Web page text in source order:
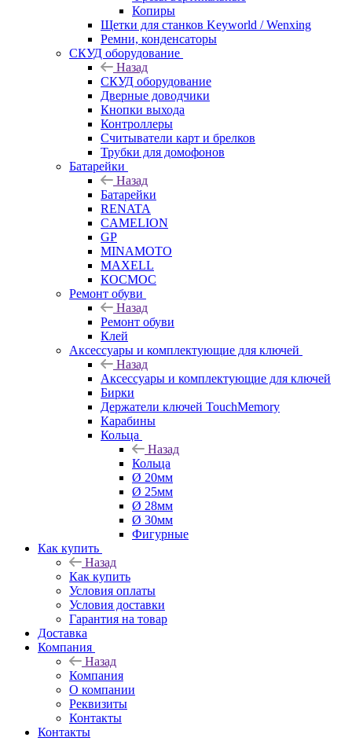
Копиры
Щетки для станков Keyworld / Wenxing
Ремни, конденсаторы
СКУД оборудование
Назад
СКУД оборудование
Дверные доводчики
Кнопки выхода
Контроллеры
Считыватели карт и брелков
Трубки для домофонов
Батарейки
Назад
Батарейки
RENATA
CAMELION
GP
MINAMOTO
MAXELL
КОСМОС
Ремонт обуви
Назад
Ремонт обуви
Клей
Аксессуары и комплектующие для ключей
Назад
Аксессуары и комплектующие для ключей
Бирки
Держатели ключей TouchMemory
Карабины
Кольца
Назад
Кольца
Ø 20мм
Ø 25мм
Ø 28мм
Ø 30мм
Фигурные
Как купить
Назад
Как купить
Условия оплаты
Условия доставки
Гарантия на товар
Доставка
Компания
Назад
Компания
О компании
Реквизиты
Контакты
Контакты